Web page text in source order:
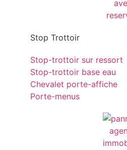
Stop Trottoir
Stop-trottoir sur ressort
Stop-trottoir base eau
Chevalet porte-affiche
Porte-menus